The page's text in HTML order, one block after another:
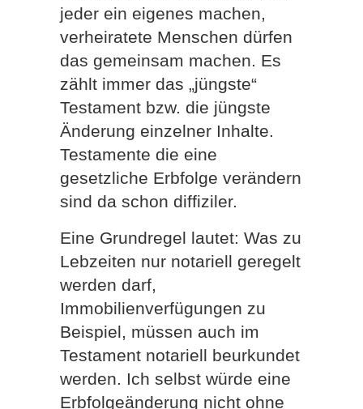
jeder ein eigenes machen,
verheiratete Menschen dürfen
das gemeinsam machen. Es
zählt immer das „jüngste“
Testament bzw. die jüngste
Änderung einzelner Inhalte.
Testamente die eine
gesetzliche Erbfolge verändern
sind da schon diffiziler.
Eine Grundregel lautet: Was zu
Lebzeiten nur notariell geregelt
werden darf,
Immobilienverfügungen zu
Beispiel, müssen auch im
Testament notariell beurkundet
werden. Ich selbst würde eine
Erbfolgeänderung nicht ohne